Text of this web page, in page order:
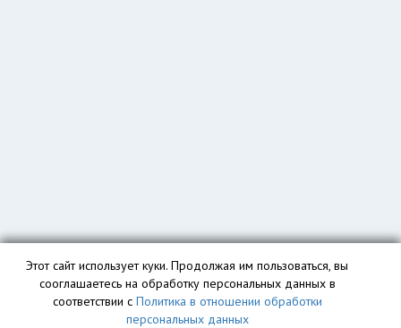
Этот сайт использует куки. Продолжая им пользоваться, вы
сооглашаетесь на обработку персональных данных в
соответствии с Политика в отношении обработки
персональных данных